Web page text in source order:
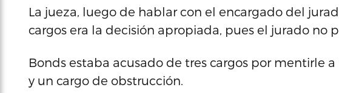
La jueza, luego de hablar con el encargado del
cargos era la decisión apropiada, pues el jurado no
Bonds estaba acusado de tres cargos por mentirle
y un cargo de obstrucción.